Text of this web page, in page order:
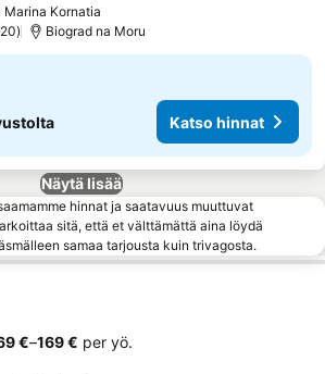
Marina Kornatia
Biograd na Moru
Katso hinnat
Näytä lisää
hinnat ja saatavuus muuttuvat
sitä, että et välttämättä aina löydä
samaa tarjousta kuin trivagosta.
€–‎169 € per yö.